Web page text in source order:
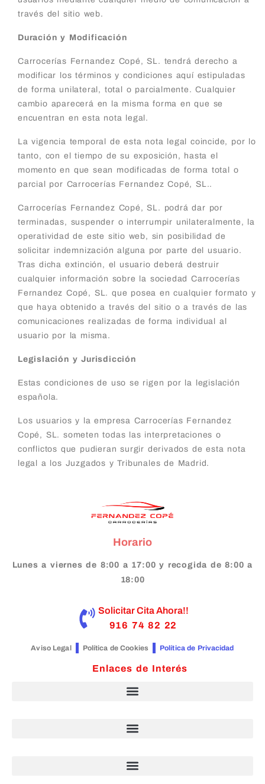
través del sitio web.
Duración y Modificación
Carrocerías Fernandez Copé, SL. tendrá derecho a
modificar los términos y condiciones aquí estipuladas
de forma unilateral, total o parcialmente. Cualquier
cambio aparecerá en la misma forma en que se
encuentran en esta nota legal.
La vigencia temporal de esta nota legal coincide, por lo
tanto, con el tiempo de su exposición, hasta el
momento en que sean modificadas de forma total o
parcial por Carrocerías Fernandez Copé, SL..
Carrocerías Fernandez Copé, SL. podrá dar por
terminadas, suspender o interrumpir unilateralmente, la
operatividad de este sitio web, sin posibilidad de
solicitar indemnización alguna por parte del usuario.
Tras dicha extinción, el usuario deberá destruir
cualquier información sobre la sociedad Carrocerías
Fernandez Copé, SL. que posea en cualquier formato y
que haya obtenido a través del sitio o a través de las
comunicaciones realizadas de forma individual al
usuario por la misma.
Legislación y Jurisdicción
Estas condiciones de uso se rigen por la legislación
española.
Los usuarios y la empresa Carrocerías Fernandez
Copé, SL. someten todas las interpretaciones o
conflictos que pudieran surgir derivados de esta nota
legal a los Juzgados y Tribunales de Madrid.
Horario
Lunes a viernes de 8:00 a 17:00 y recogida de 8:00 a
18:00
Solicitar Cita Ahora!!
916 74 82 22
Aviso Legal Política de Cookies Política de Privacidad
Enlaces de Interés